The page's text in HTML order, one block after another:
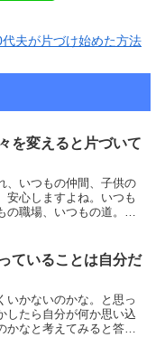
夫が片づけ始めた方法
を変えると片づいて
、いつもの仲間、子供の
安心しますよね。いつも
の職場、いつもの道。迷
ない。新しい刺激や価値
そう感じた...
ていることは自分だ
いかないのかな。と思っ
したら自分が何か思い込
かなと考えてみると答え